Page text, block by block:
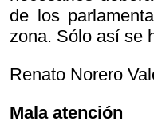
de los
zona. Sólo así se
Renato Norero
Mala atención